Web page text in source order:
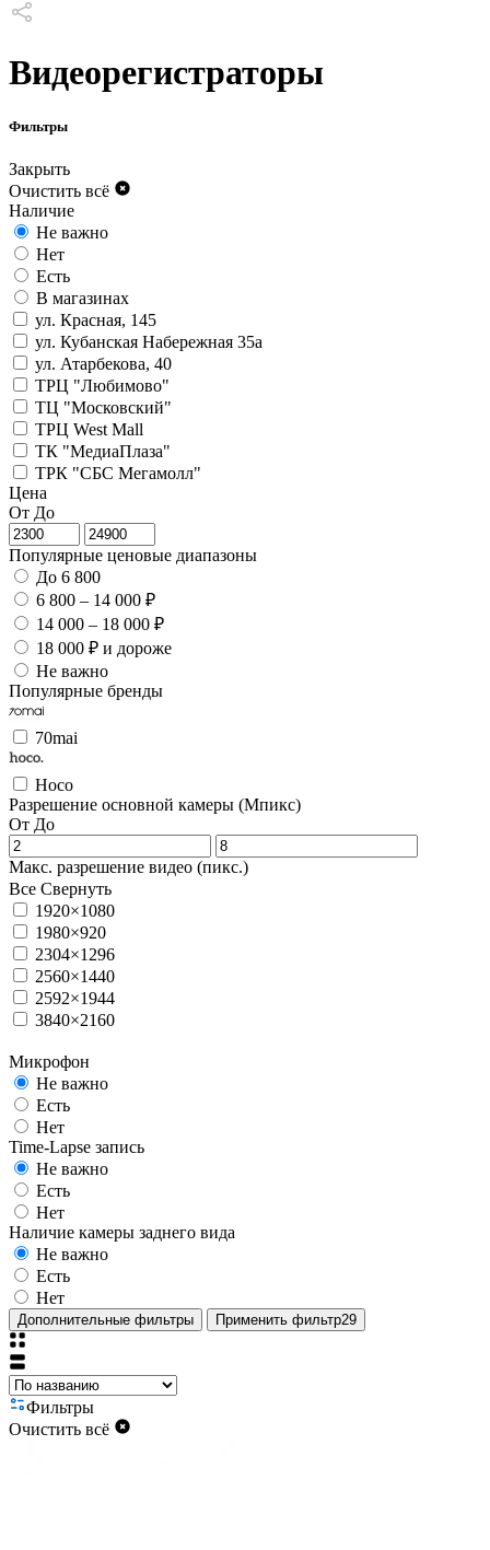
Видеорегистраторы
Фильтры
Закрыть
Очистить всё
Наличие
Не важно
Нет
Есть
В магазинах
ул. Красная, 145
ул. Кубанская Набережная 35а
ул. Атарбекова, 40
ТРЦ "Любимово"
ТЦ "Московский"
ТРЦ West Mall
ТК "МедиаПлаза"
ТРК "СБС Мегамолл"
Цена
От До
Популярные ценовые диапазоны
До 6 800
6 800 – 14 000 ₽
14 000 – 18 000 ₽
18 000 ₽ и дороже
Не важно
Популярные бренды
70mai
Hoco
Разрешение основной камеры (Мпикс)
От До
Макс. разрешение видео (пикс.)
Все Свернуть
1920×1080
1980×920
2304×1296
2560×1440
2592×1944
3840×2160
Микрофон
Не важно
Есть
Нет
Time-Lapse запись
Не важно
Есть
Нет
Наличие камеры заднего вида
Не важно
Есть
Нет
Дополнительные фильтры Применить фильтр29
Фильтры
Очистить всё